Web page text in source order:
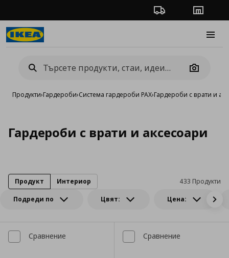
Проследяване на
Camera
Продукти›Гардероби›Система гардероби PAX›Гардероби с врати и
Гардероби с врати и аксесоари
Подреди по Цвят: Цена:
433 Продукти
Продукт Интериор
Сравнение Сравнение